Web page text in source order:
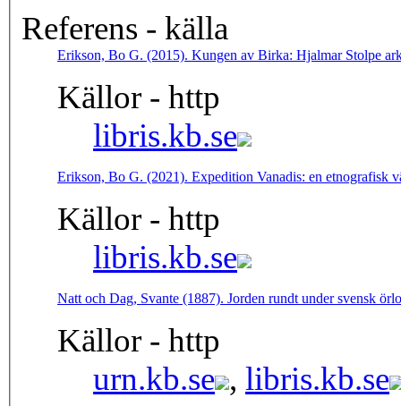
Referens - källa
Erikson, Bo G. (2015). Kungen av Birka: Hjalmar Stolpe
Källor - http
libris.kb.se
Erikson, Bo G. (2021). Expedition Vanadis: en etnografisk
Källor - http
libris.kb.se
Natt och Dag, Svante (1887). Jorden rundt under svensk
Källor - http
urn.kb.se , libris.kb.se